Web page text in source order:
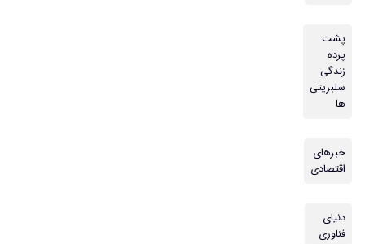
پشت
پرده
زندگی
سلبریتی
ها
خبرهای
اقتصادی
دنیای
فناوری